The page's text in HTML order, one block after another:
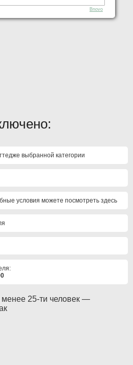
Bnovo
выбранной категории
условия можете посмотреть здесь
менее 25-ти человек —